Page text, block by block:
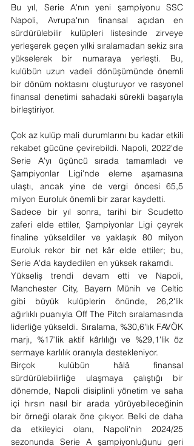
Bu yıl, Serie A'nın yeni şampiyonu SSC
Napoli, Avrupa'nın finansal açıdan en
sürdürülebilir kulüpleri listesinde zirveye
yerleşerek geçen yılki sıralamadan sekiz sıra
yükselerek bir numaraya yerleşti. Bu,
kulübün uzun vadeli dönüşümünde önemli
bir dönüm noktasını oluşturuyor ve rasyonel
finansal denetimi sahadaki sürekli başarıyla
birleştiriyor.
Çok az kulüp mali durumlarını bu kadar etkili
rekabet gücüne çevirebildi. Napoli, 2022'de
Serie A'yı üçüncü sırada tamamladı ve
Şampiyonlar Ligi'nde eleme aşamasına
ulaştı, ancak yine de vergi öncesi 65,5
milyon Euroluk önemli bir zarar kaydetti.
Sadece bir yıl sonra, tarihi bir Scudetto
zaferi elde ettiler, Şampiyonlar Ligi çeyrek
finaline yükseldiler ve yaklaşık 80 milyon
Euroluk rekor bir net kâr elde ettiler; bu,
Serie A'da kaydedilen en yüksek rakamdı.
Yükseliş trendi devam etti ve Napoli,
Manchester City, Bayern Münih ve Celtic
gibi büyük kulüplerin önünde, 26,2'lik
ağırlıklı puanıyla Off The Pitch sıralamasında
liderliğe yükseldi. Sıralama, %30,6'lık FAVÖK
marjı, %17'lik aktif kârlılığı ve %29,1'lik öz
sermaye karlılık oranıyla destekleniyor.
Birçok kulübün hâlâ finansal
sürdürülebilirliğe ulaşmaya çalıştığı bir
dönemde, Napoli disiplinli yönetim ve saha
içi hırsın nasıl bir arada yürüyebileceğinin
bir örneği olarak öne çıkıyor. Belki de daha
da etkileyici olanı, Napoli'nin 2024/25
sezonunda Serie A şampiyonluğunu geri